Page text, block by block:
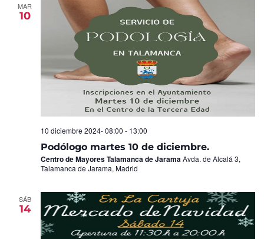
MAR
10
Podólogo martes 10 de diciembre.
10 diciembre 2024- 08:00 - 13:00
Centro de Mayores Talamanca de JaramaAvda. de Alcalá 3,
Talamanca de Jarama, Madrid
SÁB
14